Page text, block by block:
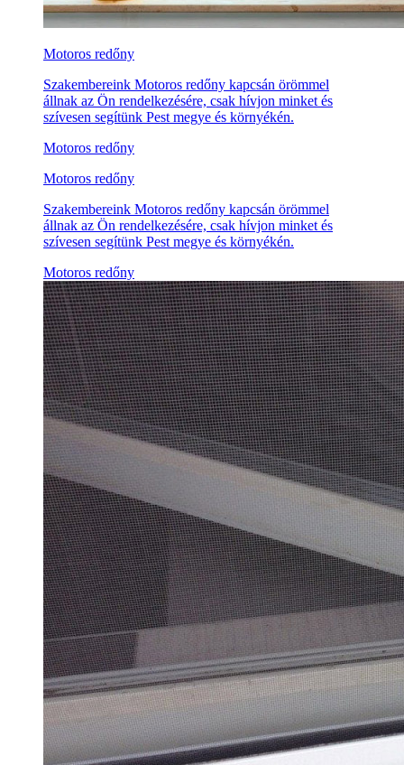
Motoros redőny
Szakembereink Motoros redőny kapcsán örömmel
állnak az Ön rendelkezésére, csak hívjon minket és
szívesen segítünk Pest megye és környékén.
Motoros redőny
Motoros redőny
Szakembereink Motoros redőny kapcsán örömmel
állnak az Ön rendelkezésére, csak hívjon minket és
szívesen segítünk Pest megye és környékén.
Motoros redőny